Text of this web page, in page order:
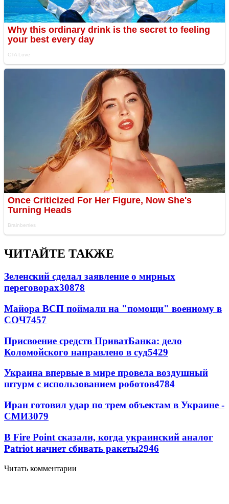
ЧИТАЙТЕ ТАКЖЕ
Зеленский сделал заявление о мирных
переговорах30878
Майора ВСП поймали на "помощи" военному в
СОЧ7457
Присвоение средств ПриватБанка: дело
Коломойского направлено в суд5429
Украина впервые в мире провела воздушный
штурм с использованием роботов4784
Иран готовил удар по трем объектам в Украине -
СМИ3079
В Fire Point сказали, когда украинский аналог
Patriot начнет сбивать ракеты2946
Читать комментарии